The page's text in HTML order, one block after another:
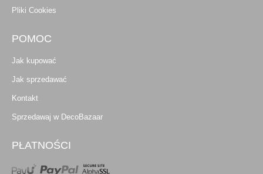
Pliki Cookies
POMOC
Jak kupować
Jak sprzedawać
Kontakt
Sprzedawaj w DecoBazaar
PŁATNOŚCI